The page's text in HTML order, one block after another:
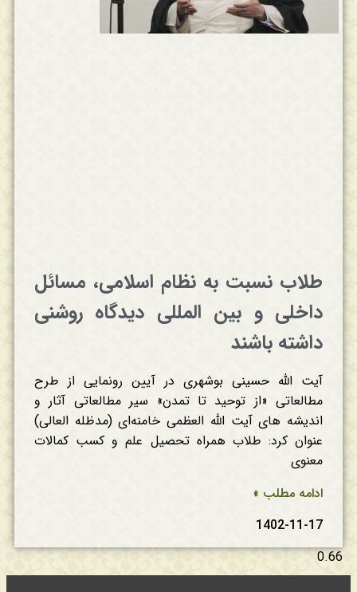
طلاب نسبت به نظام اسلامی، مسائل
داخلی و بین المللی دیدگاه روشنی
داشته باشند
آیت الله حسینی بوشهری در آیین رونمایی از طرح
مطالعاتی «از توحید تا تمدن» سیر مطالعاتی آثار و
اندیشه های آیت الله العظمی خامنه‌ای (مدظله العالی)
عنوان کرد: طلاب همراه تحصیل علم و کسب کمالات
معنوی
ادامه مطلب »
1402-11-17